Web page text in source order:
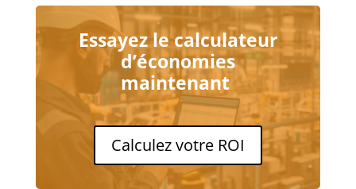
Essayez le calculateur
d’économies
maintenant
Calculez votre ROI